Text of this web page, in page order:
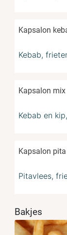
Kapsalon
Kebab,
Kapsalon mix
Kebab en
Kapsalon
Pitavlees,
Bakjes